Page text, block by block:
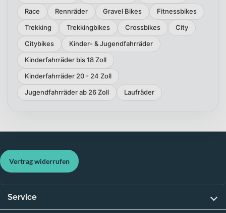
Race
Rennräder Gravel Bikes
Fitnessbikes
Trekking
Trekkingbikes Crossbikes
City
Citybikes
Kinder- & Jugendfahrräder
Kinderfahrräder bis 18 Zoll
Kinderfahrräder 20 - 24 Zoll
Jugendfahrräder ab 26 Zoll
Laufräder
Vertrag widerrufen
Service